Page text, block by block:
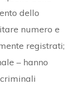
dello
numero e
registrati;
– hanno